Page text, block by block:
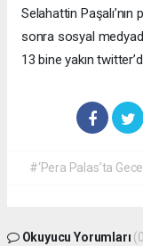
Selahattin Paşalı’nın
sonra sosyal
13 bine yakın
#‘Pera Palas’ta
Okuyucu Yorumları